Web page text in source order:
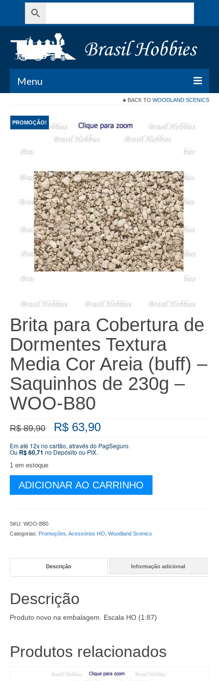
Menu
Meu Carrinho
Minha conta
BACK TO WOODLAND SCENICS
PROMOÇÃO!
Brita para Cobertura de
Dormentes Textura
Media Cor Areia (buff) –
Saquinhos de 230g –
WOO-B80
R$89,90 O
preço
original
era:
R$ 63,90O
atual
Em até 12x no cartão, através do PagSeguro.
Ou R$60,71 no Depósito ou PIX.
1 em estoque
Brita
para
Media
Areia
-
de
-
quantidade
ADICIONAR AO CARRINHO
SKU: WOO-B80
Categorias: Promoções Acessórios HO Woodland Scenics
Descrição Informação adicional
Descrição
Produto novo na embalagem. Escala HO (1:87)
Produtos relacionados